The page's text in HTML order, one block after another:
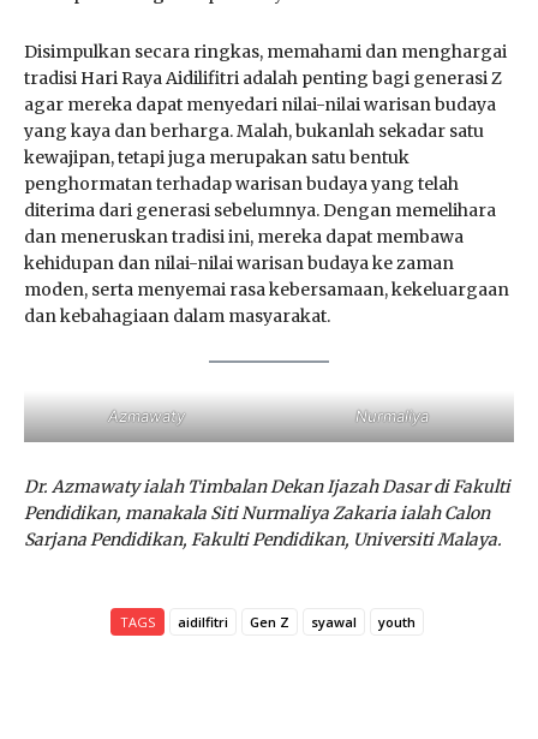
Disimpulkan secara ringkas, memahami dan menghargai
tradisi Hari Raya Aidilifitri adalah penting bagi generasi Z
agar mereka dapat menyedari nilai-nilai warisan budaya
yang kaya dan berharga. Malah, bukanlah sekadar satu
kewajipan, tetapi juga merupakan satu bentuk
penghormatan terhadap warisan budaya yang telah
diterima dari generasi sebelumnya. Dengan memelihara
dan meneruskan tradisi ini, mereka dapat membawa
kehidupan dan nilai-nilai warisan budaya ke zaman
moden, serta menyemai rasa kebersamaan, kekeluargaan
dan kebahagiaan dalam masyarakat.
Azmawaty Nurmaliya
Dr. Azmawaty ialah Timbalan Dekan Ijazah Dasar di Fakulti
Pendidikan, manakala Siti Nurmaliya Zakaria ialah Calon
Sarjana Pendidikan, Fakulti Pendidikan, Universiti Malaya.
TAGS aidilfitri Gen Z syawal youth